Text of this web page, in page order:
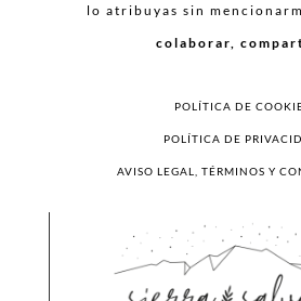
lo atribuyas sin
colaborar,
POLÍTICA DE
POLÍTICA DE
AVISO LEGAL, TÉRMINOS Y